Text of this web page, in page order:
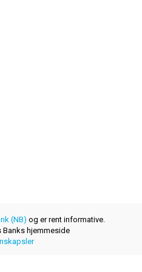
(NB) og er rent informative.
Banks hjemmeside